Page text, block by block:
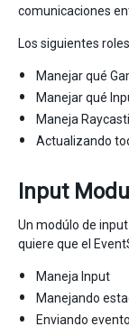
comunicaciones
Los siguientes
Manejar qué
Manejar qué
Maneja
Actualizando
Input
Un modúlo de
quiere que el
Maneja Input
Manejando
Enviando